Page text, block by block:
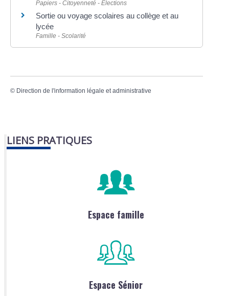
Papiers - Citoyenneté - Élections
Sortie ou voyage scolaires au collège et au
lycée
Famille - Scolarité
© Direction de l'information légale et administrative
LIENS PRATIQUES
Espace famille
Espace Sénior